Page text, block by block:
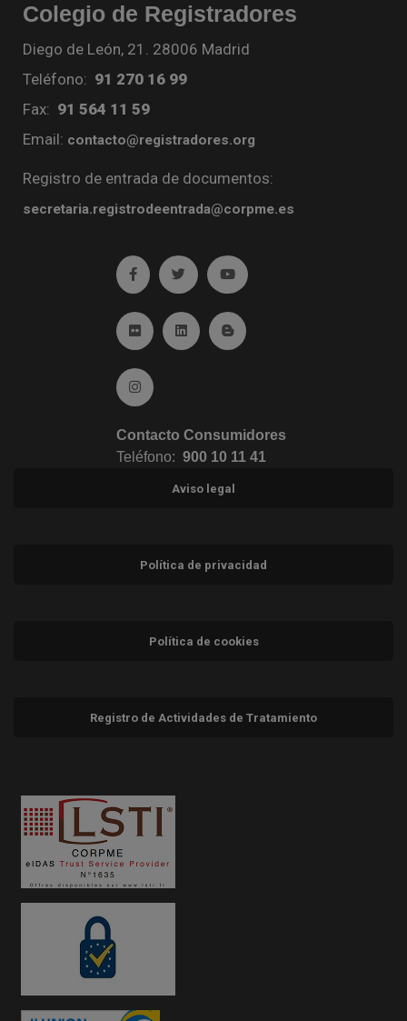
Colegio de Registradores
Diego de León, 21. 28006 Madrid
Teléfono: 91 270 16 99
Fax: 91 564 11 59
Email: contacto@registradores.org
Registro de entrada de documentos:
secretaria.registrodeentrada@corpme.es
Ir a facebook (abre en ventana nueva)
Ir a twitter (abre en ventana nueva)
Ir a YouTube (abre en
Ir a Flickr (abre en ventana nueva)
Ir a Linkedin (abre en ventana nueva)
Ir al Blog (abre en ventana
Ir a Instagram (abre en ventana nueva)
Contacto Consumidores
Teléfono: 900 10 11 41
Aviso legal
Política de privacidad
Política de cookies
Registro de Actividades de Tratamiento